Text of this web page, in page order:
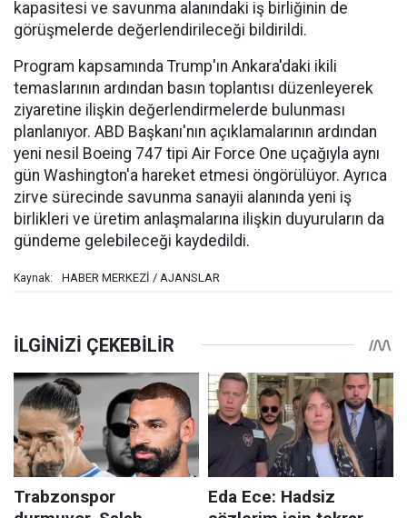
kapasitesi ve savunma alanındaki iş birliğinin de
görüşmelerde değerlendirileceği bildirildi.
Program kapsamında Trump'ın Ankara'daki ikili
temaslarının ardından basın toplantısı düzenleyerek
ziyaretine ilişkin değerlendirmelerde bulunması
planlanıyor. ABD Başkanı'nın açıklamalarının ardından
yeni nesil Boeing 747 tipi Air Force One uçağıyla aynı
gün Washington'a hareket etmesi öngörülüyor. Ayrıca
zirve sürecinde savunma sanayii alanında yeni iş
birlikleri ve üretim anlaşmalarına ilişkin duyuruların da
gündeme gelebileceği kaydedildi.
Kaynak: HABER MERKEZİ / AJANSLAR